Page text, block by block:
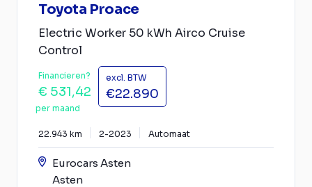
Toyota Proace
Electric Worker 50 kWh Airco Cruise
Control
Financieren?
€ 531,42
per maand
excl. BTW
€22.890
22.943 km 2-2023 Automaat
Eurocars Asten
Asten